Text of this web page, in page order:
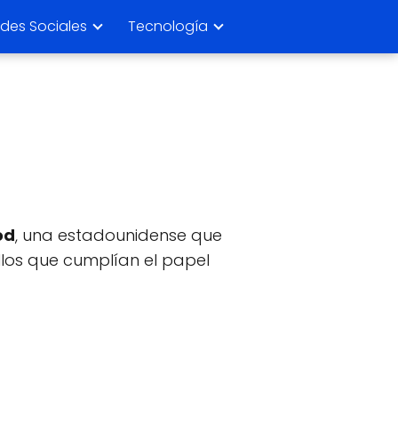
Sociales Tecnología
, una estadounidense que
que cumplían el papel